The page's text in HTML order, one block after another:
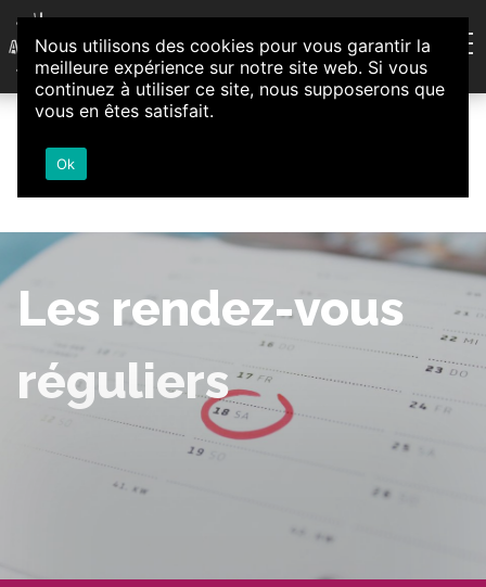
Aller au contenu
Association d'Animation et d'Initiatives Citoyennes
Loire-Authion
Les rendez-vous
réguliers
Nous utilisons des cookies pour vous garantir la
meilleure expérience sur notre site web. Si vous
continuez à utiliser ce site, nous supposerons que
vous en êtes satisfait.
Ok